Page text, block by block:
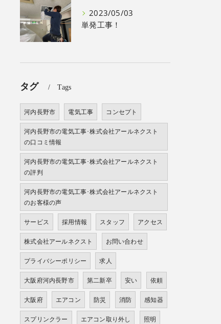
2023/05/03
単発工事！
タグ Tags
河内長野市 電気工事 コンセプト
河内長野市の電気工事･株式会社アールネクスト
の口コミ情報
河内長野市の電気工事･株式会社アールネクスト
の評判
河内長野市の電気工事･株式会社アールネクスト
のお客様の声
サービス 採用情報 スタッフ アクセス
株式会社アールネクスト お問い合わせ
プライバシーポリシー 求人
大阪府河内長野市 第二新卒 安い 依頼
大阪府 エアコン 防災 消防 感知器
スプリンクラー エアコン取り外し 照明